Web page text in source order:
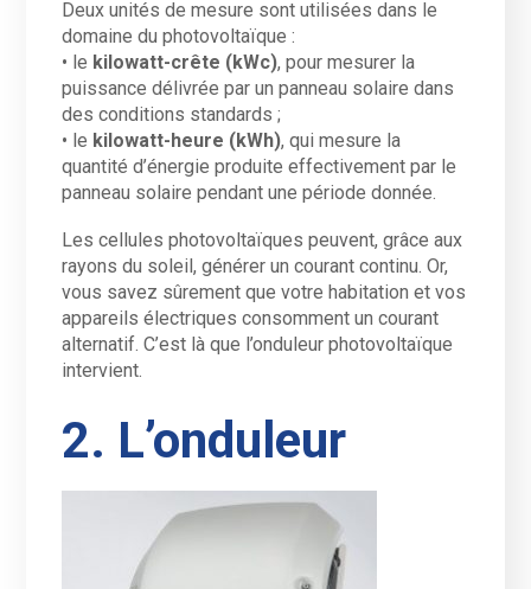
Deux unités de mesure sont utilisées dans le
domaine du photovoltaïque :
• le kilowatt-crête (kWc), pour mesurer la
puissance délivrée par un panneau solaire dans
des conditions standards ;
• le kilowatt-heure (kWh), qui mesure la
quantité d’énergie produite effectivement par le
panneau solaire pendant une période donnée.
Les cellules photovoltaïques peuvent, grâce aux
rayons du soleil, générer un courant continu. Or,
vous savez sûrement que votre habitation et vos
appareils électriques consomment un courant
alternatif. C’est là que l’onduleur photovoltaïque
intervient.
2. L’onduleur